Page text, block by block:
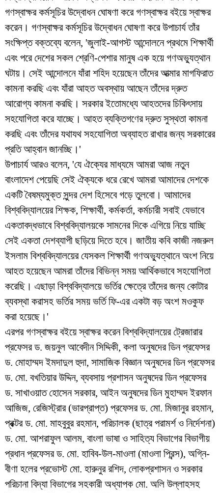
গণস্বাক্ষর কর্মসূচির উদ্বোধন ঘোষণা করে গণস্বাক্ষর বইয়ে স্বাক্ষর
করেন। গণস্বাক্ষর কর্মসূচির উদ্বোধন ঘোষণা করে উপাচার্য তাঁর
সংক্ষিপ্ত বক্তব্যে বলেন, 'জুলাই-আগস্ট আন্দোলনে প্রথমে শিক্ষার্থী
এবং পরে দেশের সকল শ্রেণি-পেশার মানুষ এক হয়ে গণঅভ্যুত্থান
ঘটায়। সেই আন্দোলনে যাঁরা শহিদ হয়েছেন তাঁদের আত্মার মাগফিরাত
কামনা করছি এবং যাঁরা আহত অবস্থায় আছেন তাঁদের দ্রুত
আরোগ্য কামনা করছি। সরকার ইতোমধ্যে আহতদের চিকিৎসায়
সহযোগিতা করে যাচ্ছে। আহত ব্যক্তিগণের দ্রুত সুস্থতা কামনা
করছি এবং তাঁদের যথাযথ সহযোগিতা অব্যাহত রাখার জন্য সরকারের
প্রতি আহ্বান জানচ্ছি।'
উপাচার্য আরও বলেন, 'যে ঐক্যের মাধ্যমে আমরা আজ নতুন
বাংলাদেশ পেয়েছি সেই ঐক্যকে ধরে রেখে আমরা আমাদের দেশকে
একটি বৈষম্যমুক্ত সুন্দর দেশ হিসেবে গড়ে তুলবো। আমাদের
বিশ্ববিদ্যালয়ের শিক্ষক, শিক্ষার্থী, কর্মকর্তা, কর্মচারী সবাই যেভাবে
একতাবদ্ধভাবে বিশ্ববিদ্যালয়কে সামনের দিকে এগিয়ে নিয়ে যাচ্ছি
সেই একতা দেশব্যাপী ছড়িয়ে দিতে হবে। জাতীয় কবি কাজী নজরুল
ইসলাম বিশ্ববিদ্যালয়ের যেসকল শিক্ষার্থী গণঅভ্যুত্থানে অংশ নিয়ে
আহত হয়েছেন আমরা তাঁদের বিভিন্ন সময় আর্থিকভাবে সহযোগিতা
করেছি। এছাড়া বিশ্ববিদ্যালয়ে ভর্তির ক্ষেত্রে তাঁদের জন্য কোটার
ব্যবস্থা করাসহ ভর্তির সময় ভর্তি ফি-এর একটা বড় অংশ মওকুফ
করা হয়েছে।'
এরপর গণস্বাক্ষর বইয়ে স্বাক্ষর করেন বিশ্ববিদ্যালয়ের ট্রেজারার
প্রফেসর ড. জয়নুল আবেদীন সিদ্দিকী, কলা অনুষদের ডিন প্রফেসর
ড. মোহাম্মদ ইমদাদুল হুদা, সামাজিক বিজ্ঞান অনুষদের ডিন প্রফেসর
ড. মো. বখতিয়ার উদ্দিন, ব্যবসায় প্রশাসন অনুষদের ডিন প্রফেসর
ড. সাখাওয়াত হোসেন সরকার, আইন অনুষদের ডিন মুহাম্মদ ইরফান
আজিজ, রেজিস্ট্রার (ভারপ্রাপ্ত) প্রফেসর ড. মো. মিজানুর রহমান,
প্রক্টর ড. মো. মাহবুবুর রহমান, পরিচালক (ছাত্র পরামর্শ ও নির্দেশনা)
ড. মো. আশরাফুল আলম, বাংলা ভাষা ও সাহিত্য বিভাগের বিভাগীয়
প্রধান প্রফেসর ড. মো. হাবিব-উল-মাওলা (মাওলা প্রিন্স), অগ্নি-
বীণা হলের প্রভোস্ট মো. হারুনুর রশিদ, লোকপ্রশাসন ও সরকার
পরিচানা বিদ্যা বিভাগের সহকারী অধ্যাপক মো. অলি উল্লাহসহ